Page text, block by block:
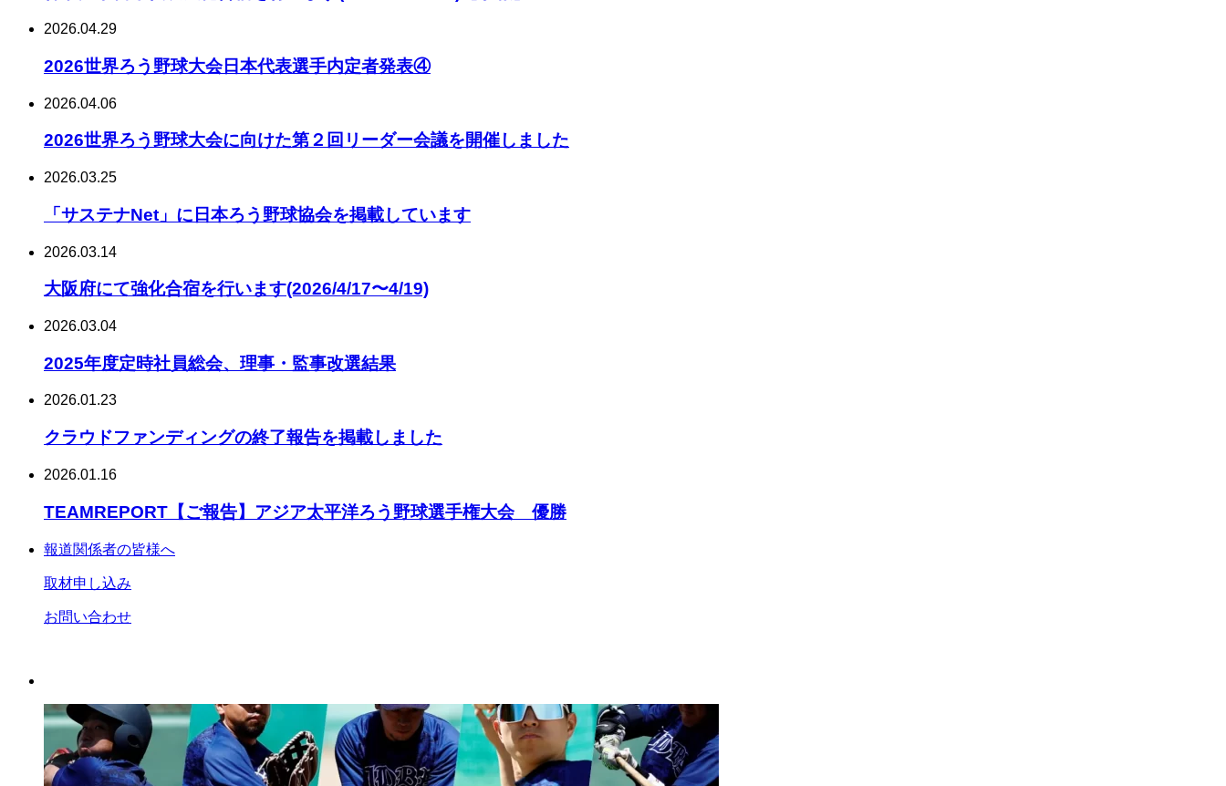
2026.04.29
2026世界ろう野球大会日本代表選手内定者発表④
2026.04.06
2026世界ろう野球大会に向けた第２回リーダー会議を開催しました
2026.03.25
「サステナNet」に日本ろう野球協会を掲載しています
2026.03.14
大阪府にて強化合宿を行います(2026/4/17〜4/19)
2026.03.04
2025年度定時社員総会、理事・監事改選結果
2026.01.23
クラウドファンディングの終了報告を掲載しました
2026.01.16
TEAMREPORT【ご報告】アジア太平洋ろう野球選手権大会 優勝
報道関係者の皆様へ
取材申し込み
お問い合わせ